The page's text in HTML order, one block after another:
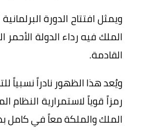
ويمثل افتتاح الدورة
الملك فيه رداء الدولة الأحمر
القادمة.
ويُعد هذا الظهور نادراً نسبياً
رمزاً قوياً لاستمرارية
الملك والملكة معاً في كامل